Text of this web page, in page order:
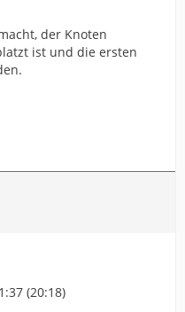
der Knoten
ist und die ersten
(20:18)